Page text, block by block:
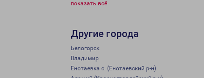
показать всё
Другие города
Белогорск
Владимир
Енотаевка с. (Енотаевский р-н)